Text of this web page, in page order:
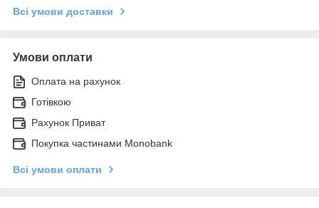
Всі умови доставки
Умови оплати
Оплата на рахунок
Готівкою
Рахунок Приват
Покупка частинами Monobank
Всі умови оплати